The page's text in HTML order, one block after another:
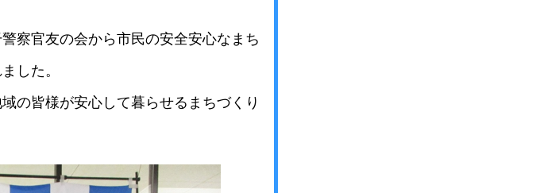
察官友の会から市民の安全安心なまち
した。
の皆様が安心して暮らせるまちづくり